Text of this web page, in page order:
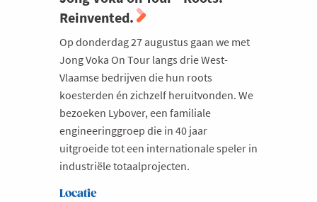
Reinvented.
Op donderdag 27 augustus gaan we met
Jong Voka On Tour langs drie West-
Vlaamse bedrijven die hun roots
koesterden én zichzelf heruitvonden. We
bezoeken Lybover, een familiale
engineeringgroep die in 40 jaar
uitgroeide tot een internationale speler in
industriële totaalprojecten.
Locatie
Milieu
Mobiliteit
Netwerking
Onderwijs
Opvolging en Overname
Persoonlijke vaardigheden
Regeringsvorming
Retail